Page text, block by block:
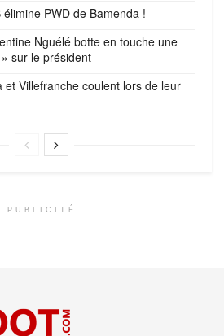
PWD de Bamenda !
Nguélé botte en touche une
sur le président
et Villefranche coulent lors de leur
PUBLICITÉ